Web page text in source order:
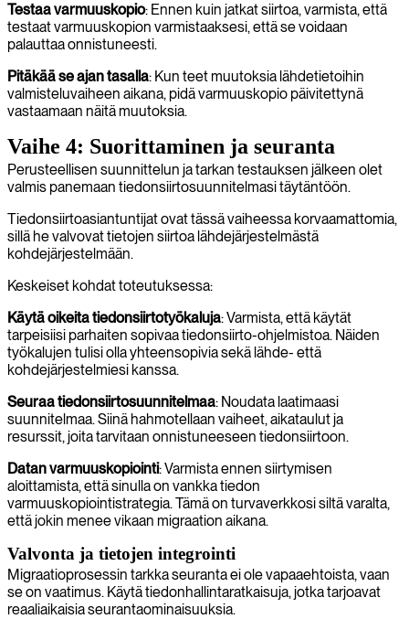
Testaa varmuuskopio: Ennen kuin jatkat siirtoa, varmista, että
testaat varmuuskopion varmistaaksesi, että se voidaan
palauttaa onnistuneesti.
Pitäkää se ajan tasalla: Kun teet muutoksia lähdetietoihin
valmisteluvaiheen aikana, pidä varmuuskopio päivitettynä
vastaamaan näitä muutoksia.
Vaihe 4: Suorittaminen ja seuranta
Perusteellisen suunnittelun ja tarkan testauksen jälkeen olet
valmis panemaan tiedonsiirtosuunnitelmasi täytäntöön.
Tiedonsiirtoasiantuntijat ovat tässä vaiheessa korvaamattomia,
sillä he valvovat tietojen siirtoa lähdejärjestelmästä
kohdejärjestelmään.
Keskeiset kohdat toteutuksessa:
Käytä oikeita tiedonsiirtotyökaluja: Varmista, että käytät
tarpeisiisi parhaiten sopivaa tiedonsiirto-ohjelmistoa. Näiden
työkalujen tulisi olla yhteensopivia sekä lähde- että
kohdejärjestelmiesi kanssa.
Seuraa tiedonsiirtosuunnitelmaa: Noudata laatimaasi
suunnitelmaa. Siinä hahmotellaan vaiheet, aikataulut ja
resurssit, joita tarvitaan onnistuneeseen tiedonsiirtoon.
Datan varmuuskopiointi: Varmista ennen siirtymisen
aloittamista, että sinulla on vankka tiedon
varmuuskopiointistrategia. Tämä on turvaverkkosi siltä varalta,
että jokin menee vikaan migraation aikana.
Valvonta ja tietojen integrointi
Migraatioprosessin tarkka seuranta ei ole vapaaehtoista, vaan
se on vaatimus. Käytä tiedonhallintaratkaisuja, jotka tarjoavat
reaaliaikaisia seurantaominaisuuksia.